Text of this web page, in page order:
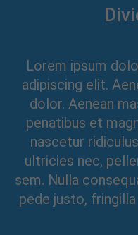
Lorem ipsum
adipiscing elit.
dolor. Aenean
penatibus et
nascetur
ultricies nec,
sem. Nulla
pede justo,